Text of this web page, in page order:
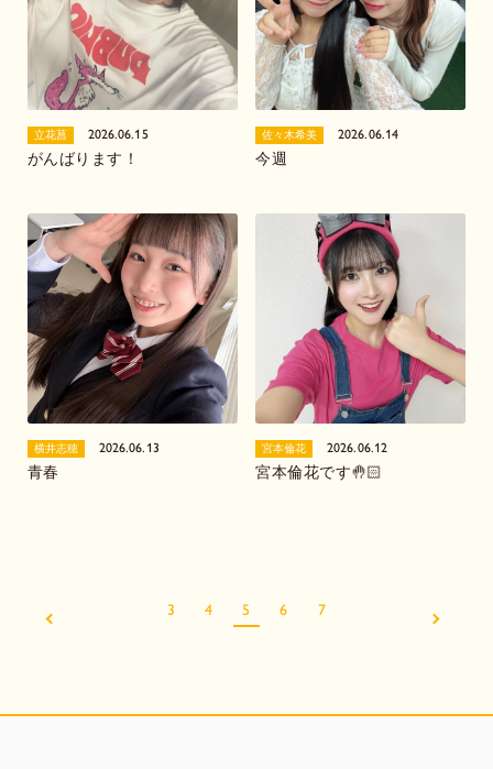
立花菖 2026.06.15
がんばります！
佐々木希美 2026.06.14
今週
横井志穂 2026.06.13
青春
宮本倫花 2026.06.12
宮本倫花です🤚🏻
3 4 5 6 7